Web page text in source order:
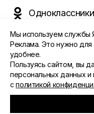
Одноклассники
©️ 2015 - 2026
защищены
ПОЛИТИКА ОБРАБОТКИ
СОГЛАСИЕ
Мы используем службы
Реклама. Это нужно для
удобнее.
Пользуясь сайтом, вы
персональных данных
сполитикой